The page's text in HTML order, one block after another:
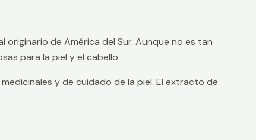
de América del Sur. Aunque no es tan
para la piel y el cabello.
y de cuidado de la piel. El extracto de